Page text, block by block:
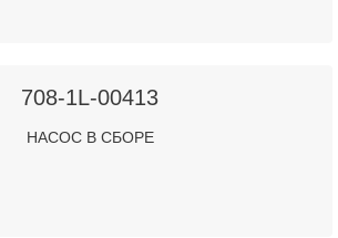
708-1L-00413
НАСОС В СБОРЕ